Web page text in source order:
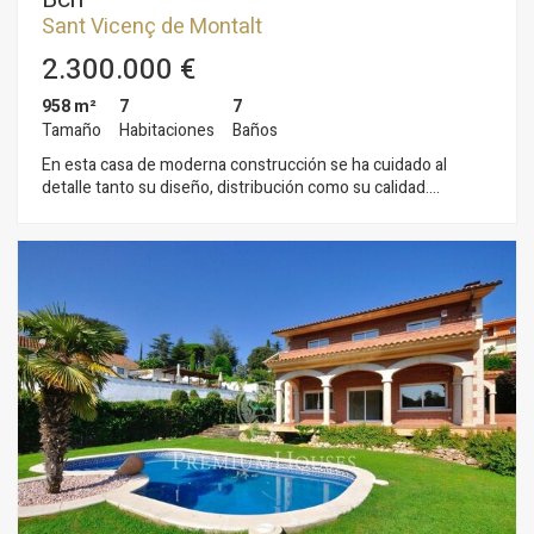
Sant Vicenç de Montalt
2.300.000 €
958 m²
Tamaño
7
Habitaciones
7
Baños
En esta casa de moderna construcción se ha cuidado al
detalle tanto su diseño, distribución como su calidad.
inmejorables. La casa se distribuye en dos plantas y su diseño
está pensado para lograr la máxima privacidad. En la planta
principal, el amplio recibidor separa la zona de cocina y
servicio de la zona de comedor, salón, terraza con vistas al
mar, despacho y piscina interior. En la planta inferior se
distribuyen los dormitorios con salidas independientes al
jardín. Desde la misma entrada a la propiedad vemos su
distribución en dos áreas, la casa en sí y la zona garaje para
tres coches con el apartamento de invitados anexo
compuesto de dormitorio, baño completo, cocina y salón.
También destaca la piscina interior y jardín muy cuidado con
de navegación en el sitio web y mostrar publicidad
relacionada con el perfil de navegación del usuario.